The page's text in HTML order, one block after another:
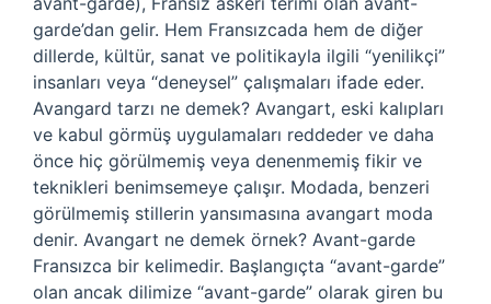
garde’dan gelir. Hem Fransızcada hem de diğer
dillerde, kültür, sanat ve politikayla ilgili “yenilikçi”
insanları veya “deneysel” çalışmaları ifade eder.
Avangard tarzı ne demek? Avangart, eski kalıpları
ve kabul görmüş uygulamaları reddeder ve daha
önce hiç görülmemiş veya denenmemiş fikir ve
teknikleri benimsemeye çalışır. Modada, benzeri
görülmemiş stillerin yansımasına avangart moda
denir. Avangart ne demek örnek? Avant-garde
Fransızca bir kelimedir. Başlangıçta “avant-garde”
olan ancak dilimize “avant-garde” olarak giren bu